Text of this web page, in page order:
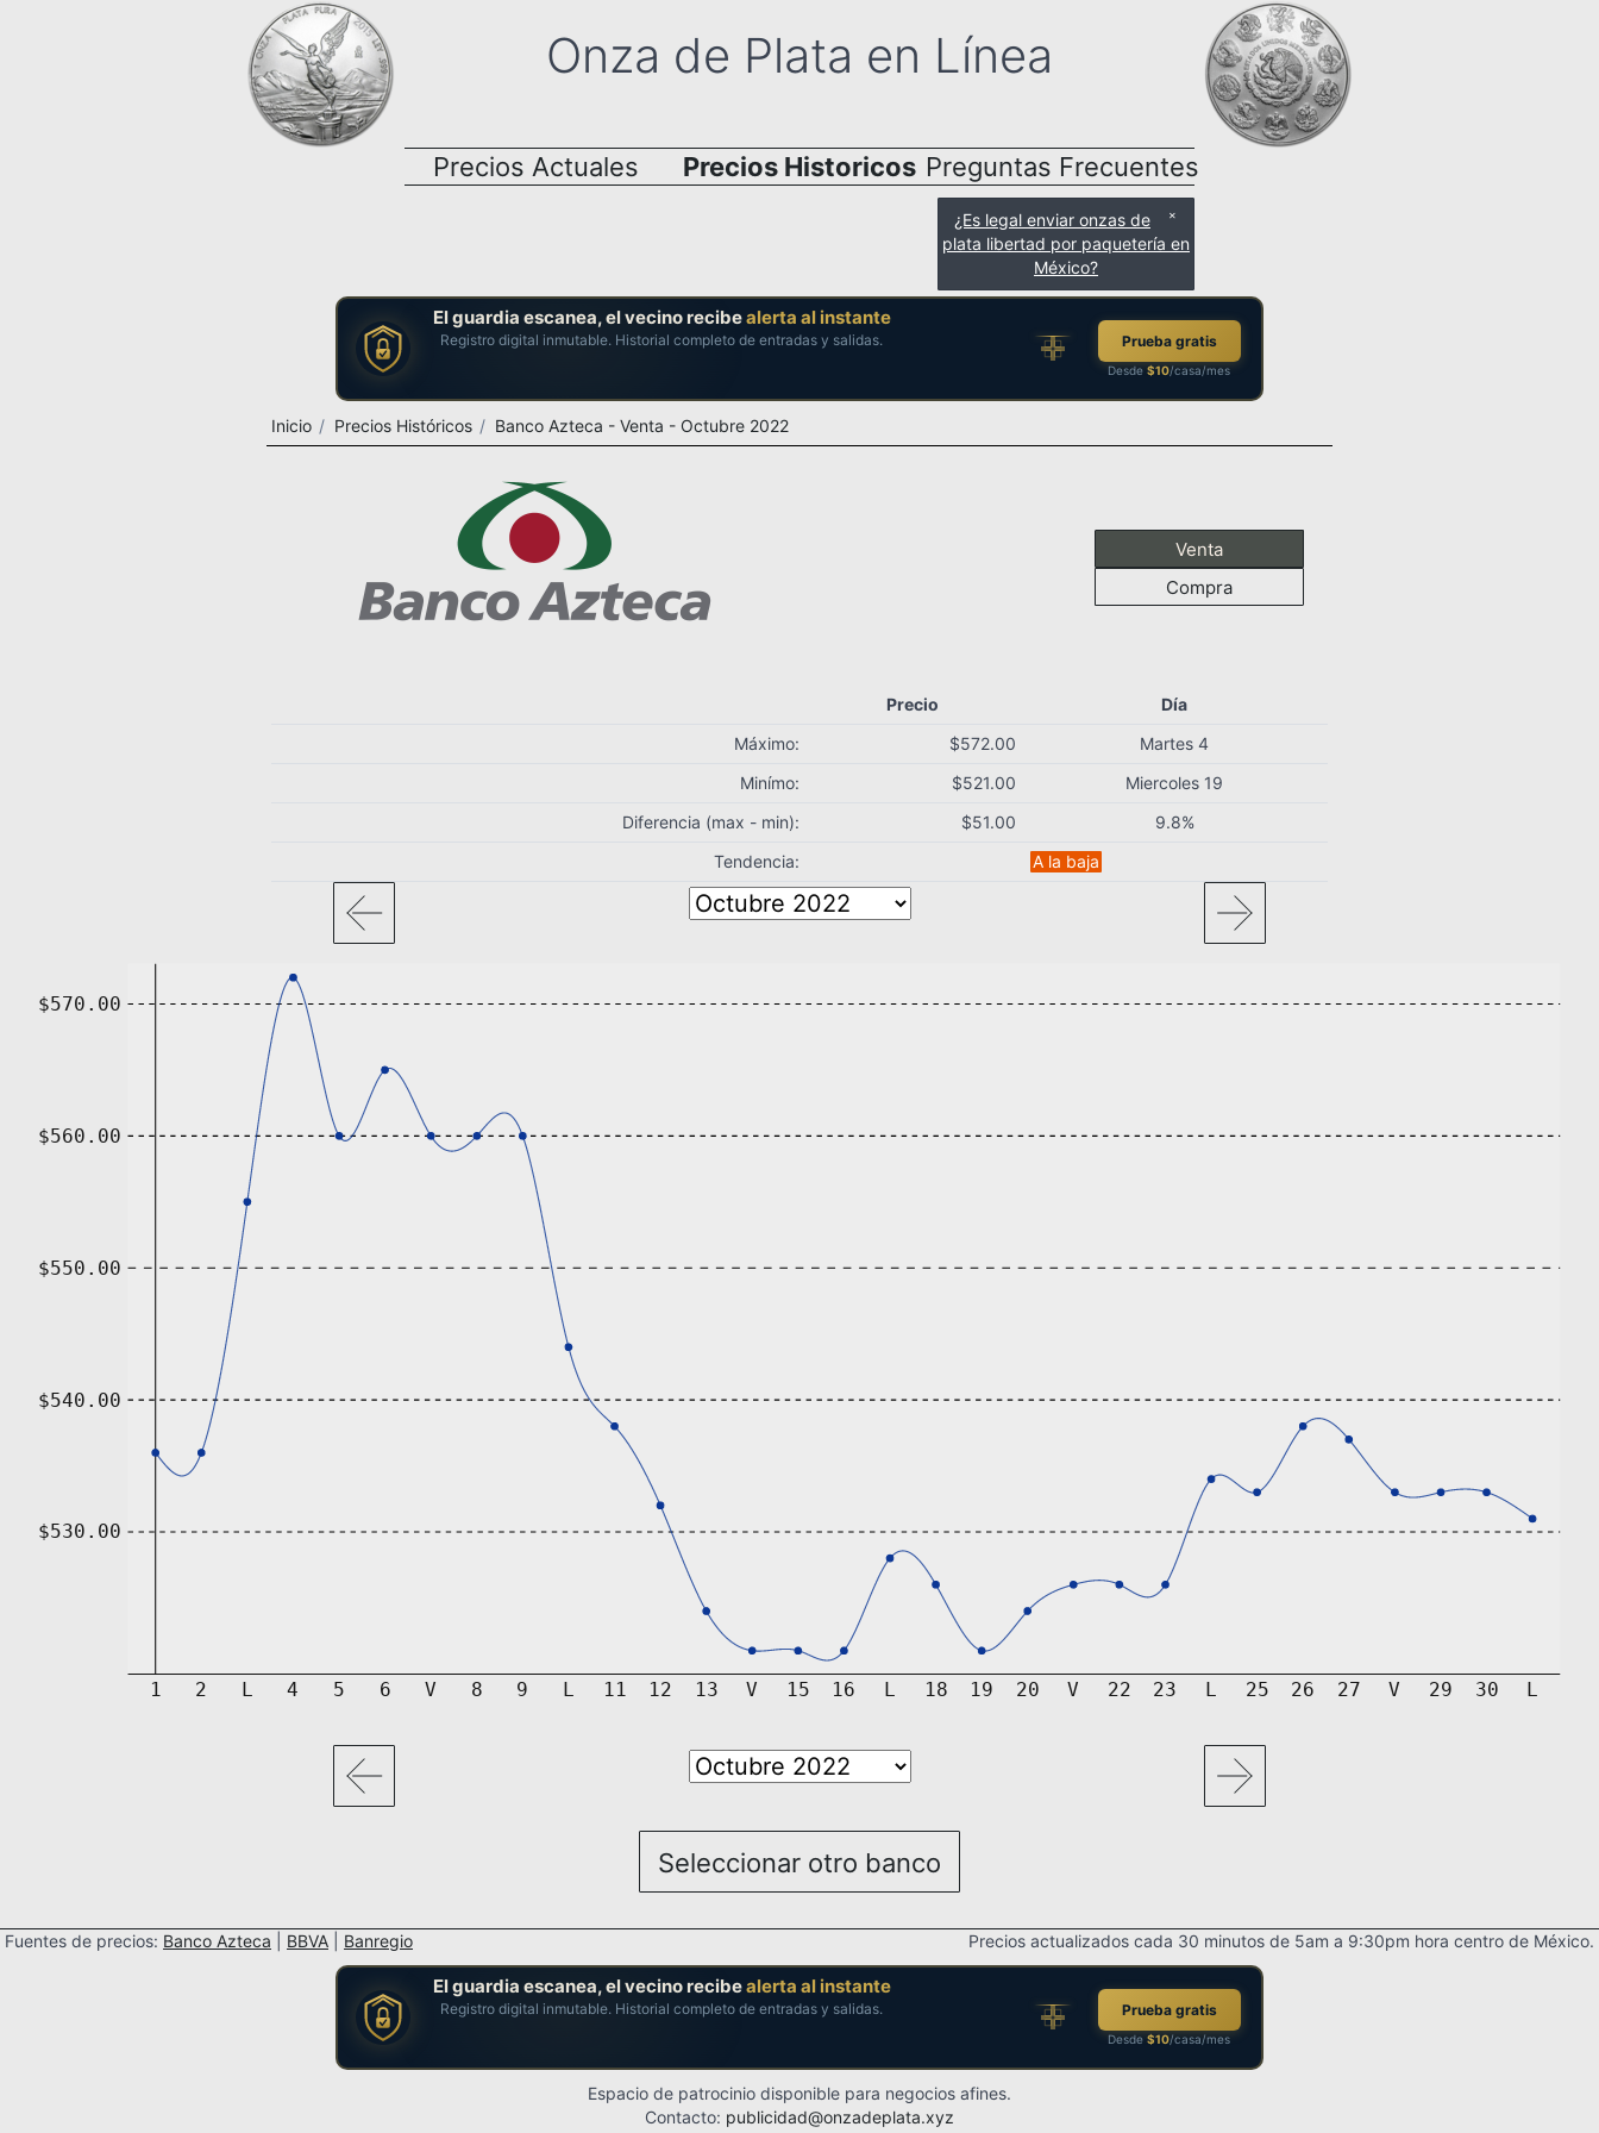
Onza de Plata en Línea
Precios Actuales Precios Historicos Preguntas Frecuentes
¿Es legal enviar onzas de
plata libertad por paquetería en
México?
El guardia escanea, el vecino recibealerta al instante
Registro digital inmutable. Historial completo de entradas y salidas. Prueba gratis
Desde $10/casa/mes
Inicio Precios Históricos Banco Azteca - Venta - Octubre 2022
Venta
Compra
Precio
Día
Máximo:
$572.00
Martes 4
Minímo:
$521.00
Miercoles 19
Diferencia (max - min):
$51.00
9.8%
Tendencia:
A la baja
Seleccionar otro banco
Fuentes de precios: Banco Azteca BBVA Banregio Precios actualizados cada 30 minutos de 5am a 9:30pm hora centro de México.
El guardia escanea, el vecino recibealerta al instante
Registro digital inmutable. Historial completo de entradas y salidas. Prueba gratis
Desde $10/casa/mes
Espacio de patrocinio disponible para negocios afines.
Contacto: publicidad@onzadeplata.xyz